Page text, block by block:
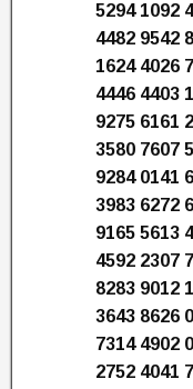
5294 1092
4482 9542
1624 4026
4446 4403
9275 6161
3580 7607
9284 0141
3983 6272
9165 5613
4592 2307
8283 9012
3643 8626
7314 4902
2752 4041